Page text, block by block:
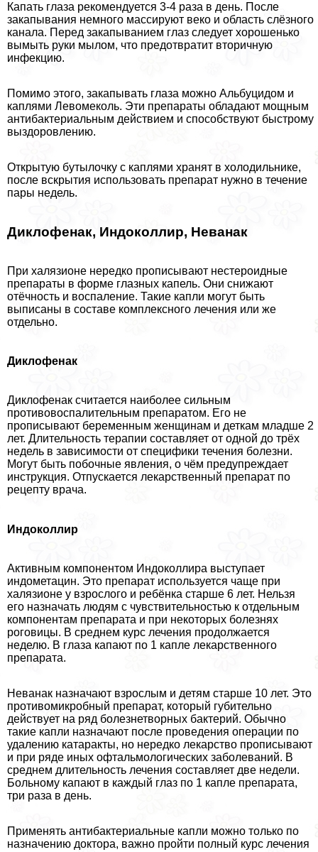
Капать глаза рекомендуется 3-4 раза в день. После
закапывания немного массируют веко и область слёзного
канала. Перед закапыванием глаз следует хорошенько
вымыть руки мылом, что предотвратит вторичную
инфекцию.
Помимо этого, закапывать глаза можно Альбуцидом и
каплями Левомеколь. Эти препараты обладают мощным
антибактериальным действием и способствуют быстрому
выздоровлению.
Открытую бутылочку с каплями хранят в холодильнике,
после вскрытия использовать препарат нужно в течение
пары недель.
Диклофенак, Индоколлир, Неванак
При халязионе нередко прописывают нестероидные
препараты в форме глазных капель. Они снижают
отёчность и воспаление. Такие капли могут быть
выписаны в составе комплексного лечения или же
отдельно.
Диклофенак
Диклофенак считается наиболее сильным
противовоспалительным препаратом. Его не
прописывают беременным женщинам и деткам младше 2
лет. Длительность терапии составляет от одной до трёх
недель в зависимости от специфики течения болезни.
Могут быть побочные явления, о чём предупреждает
инструкция. Отпускается лекарственный препарат по
рецепту врача.
Индоколлир
Активным компонентом Индоколлира выступает
индометацин. Это препарат используется чаще при
халязионе у взрослого и ребёнка старше 6 лет. Нельзя
его назначать людям с чувствительностью к отдельным
компонентам препарата и при некоторых болезнях
роговицы. В среднем курс лечения продолжается
неделю. В глаза капают по 1 капле лекарственного
препарата.
Неванак назначают взрослым и детям старше 10 лет. Это
противомикробный препарат, который губительно
действует на ряд болезнетворных бактерий. Обычно
такие капли назначают после проведения операции по
удалению катаpaкты, но нередко лекарство прописывают
и при ряде иных офтальмологических заболеваний. В
среднем длительность лечения составляет две недели.
Больному капают в каждый глаз по 1 капле препарата,
три раза в день.
Применять антибактериальные капли можно только по
назначению доктора, важно пройти полный курс лечения